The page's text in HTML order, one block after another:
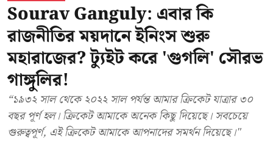
Sourav Ganguly: এবার কি
রাজনীতির ময়দানে ইনিংস শুরু
মহারাজের? ট্যুইট করে 'গুগলি' সৌরভ
গাঙ্গুলির!
“১৯৩২ সাল থেকে ২০২২ সাল পর্যন্ত আমার ক্রিকেট যাত্রার ৩০
বছর পূর্ণ হল। ক্রিকেট আমাকে অনেক কিছু দিয়েছে। সবচেয়ে
গুরুত্বপূর্ণ, এই ক্রিকেট আমাকে আপনাদের সমর্থন দিয়েছে।"